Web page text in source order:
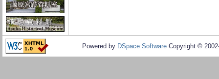
Powered by DSpace Software Copyright ©